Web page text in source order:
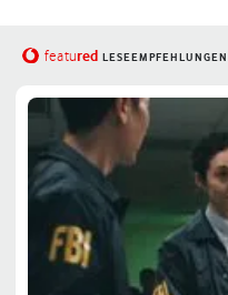
featured LESEEMPFEHLUNGEN